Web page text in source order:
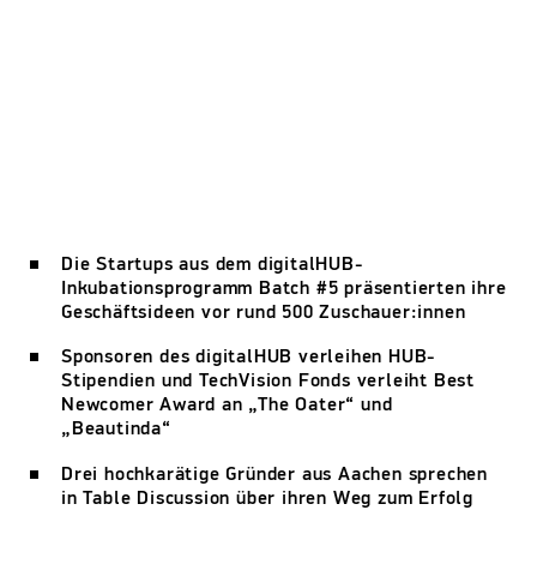
Die Startups aus dem digitalHUB-
Inkubationsprogramm Batch #5 präsentierten ihre
Geschäftsideen vor rund 500 Zuschauer:innen
Sponsoren des digitalHUB verleihen HUB-
Stipendien und TechVision Fonds verleiht Best
Newcomer Award an „The Oater“ und
„Beautinda“
Drei hochkarätige Gründer aus Aachen sprechen
in Table Discussion über ihren Weg zum Erfolg